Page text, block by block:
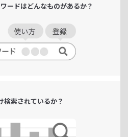
ードはどんなものがあるか？
検索されているか？